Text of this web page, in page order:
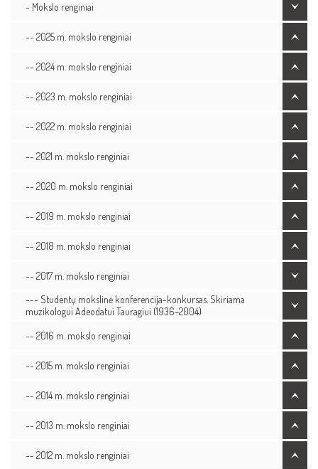
- Mokslo renginiai
-- 2025 m. mokslo renginiai
-- 2024 m. mokslo renginiai
-- 2023 m. mokslo renginiai
-- 2022 m. mokslo renginiai
-- 2021 m. mokslo renginiai
-- 2020 m. mokslo renginiai
-- 2019 m. mokslo renginiai
-- 2018 m. mokslo renginiai
-- 2017 m. mokslo renginiai
--- Studentų mokslinė konferencija-konkursas. Skiriama
muzikologui Adeodatui Tauragiui (1936–2004)
-- 2016 m. mokslo renginiai
-- 2015 m. mokslo renginiai
-- 2014 m. mokslo renginiai
-- 2013 m. mokslo renginiai
-- 2012 m. mokslo renginiai